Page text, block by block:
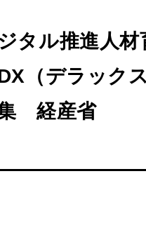
タル推進人
（デラック
経産省